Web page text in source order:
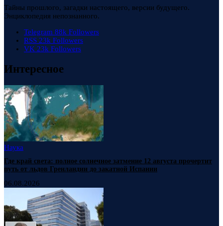
Тайны прошлого, загадки настоящего, версии будущего.
Энциклопедия непознанного.
Telegram 88k Followers
RSS 23k Followers
VK 23k Followers
Интересное
Наука
Где край света: полное солнечное затмение 12 августа прочертит
путь от льдов Гренландии до закатной Испании
06.08.2026